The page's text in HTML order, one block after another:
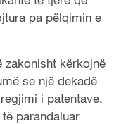
pa pëlqimin e
zakonisht kërkojnë
se një dekadë
i patentave.
parandaluar